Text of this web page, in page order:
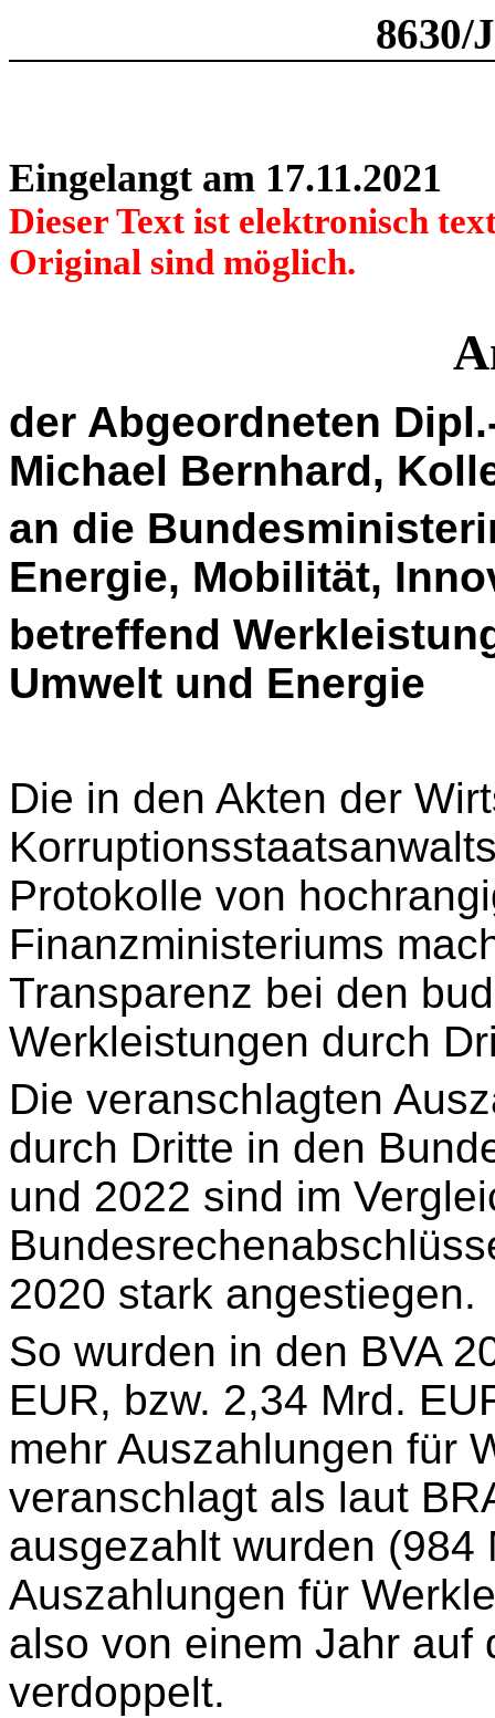
8630/
Eingelangt am 17.11.2021
Dieser Text ist elektronisch
Original sind möglich.
der Abgeordneten
Michael Bernhard,
an die
Energie, Mobilität,
betreffend
Umwelt und Energie
Die in den Akten der
Protokolle von
Finanzministeriums
Transparenz bei den
Werkleistungen durch
Die veranschlagten
durch Dritte in den
und 2022 sind im
2020 stark angestiegen.
So wurden in den BVA
EUR, bzw. 2,34 Mrd.
mehr Auszahlungen für
veranschlagt als laut
ausgezahlt wurden (984
Auszahlungen für
also von einem Jahr auf
verdoppelt.